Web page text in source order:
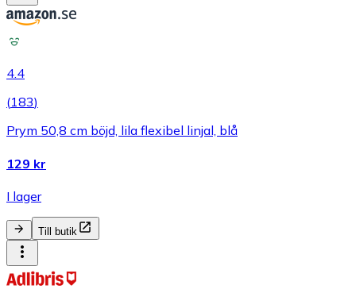
4.4
(183)
Prym 50,8 cm böjd, lila flexibel linjal, blå
129 kr
I lager
Till butik